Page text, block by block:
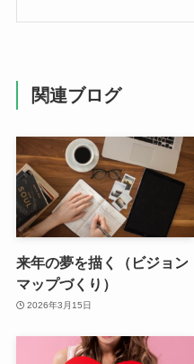
関連ブログ
来年の夢を描く（ビジョン
マップづくり）
2026年3月15日